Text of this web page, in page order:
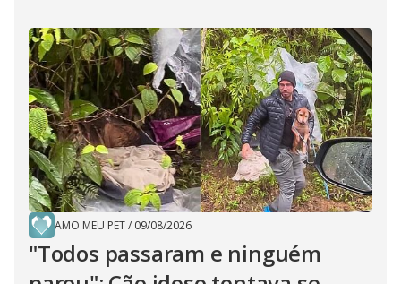
AMO MEU PET/ 09/08/2026
"Todos passaram e ninguém